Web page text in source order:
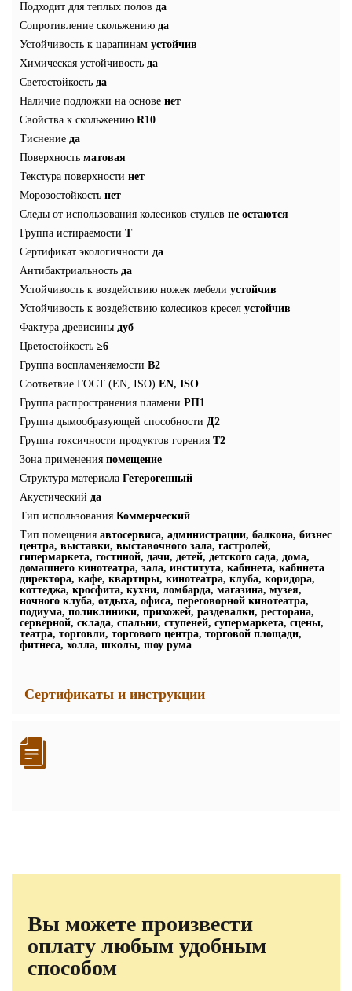
Подходит для теплых полов да
Сопротивление скольжению да
Устойчивость к царапинам устойчив
Химическая устойчивость да
Светостойкость да
Наличие подложки на основе нет
Свойства к скольжению R10
Тиснение да
Поверхность матовая
Текстура поверхности нет
Морозостойкость нет
Следы от использования колесиков стульев не остаются
Группа истираемости T
Сертификат экологичности да
Антибактриальность да
Устойчивость к воздействию ножек мебели устойчив
Устойчивость к воздействию колесиков кресел устойчив
Фактура древисины дуб
Цветостойкость ≥6
Группа воспламеняемости В2
Соответвие ГОСТ (EN, ISO) EN, ISO
Группа распространения пламени РП1
Группа дымообразующей способности Д2
Группа токсичности продуктов горения Т2
Зона применения помещение
Структура материала Гетерогенный
Акустический да
Тип использования Коммерческий
Тип помещения автосервиса, администрации, балкона, бизнес
центра, выставки, выставочного зала, гастролей,
гипермаркета, гостиной, дачи, детей, детского сада, дома,
домашнего кинотеатра, зала, института, кабинета, кабинета
директора, кафе, квартиры, кинотеатра, клуба, коридора,
коттеджа, кросфита, кухни, ломбарда, магазина, музея,
ночного клуба, отдыха, офиса, переговорной кинотеатра,
подиума, поликлиники, прихожей, раздевалки, ресторана,
серверной, склада, спальни, ступеней, супермаркета, сцены,
театра, торговли, торгового центра, торговой площади,
фитнеса, холла, школы, шоу рума
Сертификаты и инструкции
Вы можете произвести
оплату любым удобным
способом